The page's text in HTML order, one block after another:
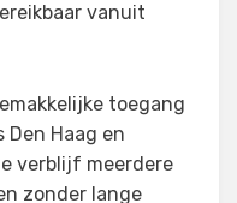
vanuit
toegang
Haag en
verblijf meerdere
zonder lange